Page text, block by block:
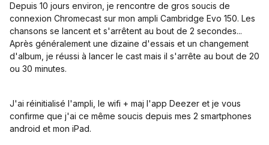
Depuis 10 jours environ, je rencontre de gros soucis de
connexion Chromecast sur mon ampli Cambridge Evo 150. Les
chansons se lancent et s'arrêtent au bout de 2 secondes...
Après généralement une dizaine d'essais et un changement
d'album, je réussi à lancer le cast mais il s'arrête au bout de 20
ou 30 minutes.
J'ai réinitialisé l'ampli, le wifi + maj l'app Deezer et je vous
confirme que j'ai ce même soucis depuis mes 2 smartphones
android et mon iPad.